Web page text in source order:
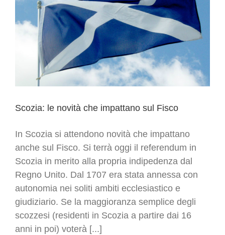
Scozia: le novità che impattano sul Fisco
In Scozia si attendono novità che impattano
anche sul Fisco. Si terrà oggi il referendum in
Scozia in merito alla propria indipedenza dal
Regno Unito. Dal 1707 era stata annessa con
autonomia nei soliti ambiti ecclesiastico e
giudiziario. Se la maggioranza semplice degli
scozzesi (residenti in Scozia a partire dai 16
anni in poi) voterà [...]